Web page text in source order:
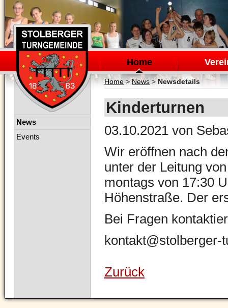
Navigation
überspringen
Home
Home> News>Newsdetails
Kinderturnen
03.10.2021 von
Wir eröffnen nach
unter der Leitung
montags von 17:30
Höhenstraße. Der
Bei Fragen
Zurück
Navigation
News
Events
Navigation